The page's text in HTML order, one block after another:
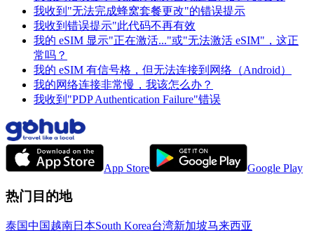
我收到"无法完成蜂窝套餐更改"的错误提示
我收到错误提示"此代码不再有效
我的 eSIM 显示"正在激活..."或"无法激活 eSIM"，这正
常吗？
我的 eSIM 有信号格，但无法连接到网络（Android）
我的网络连接非常慢，我该怎么办？
我收到"PDP Authentication Failure"错误
App Store Google Play
热门目的地
泰国中国越南日本South Korea台湾新加坡马来西亚